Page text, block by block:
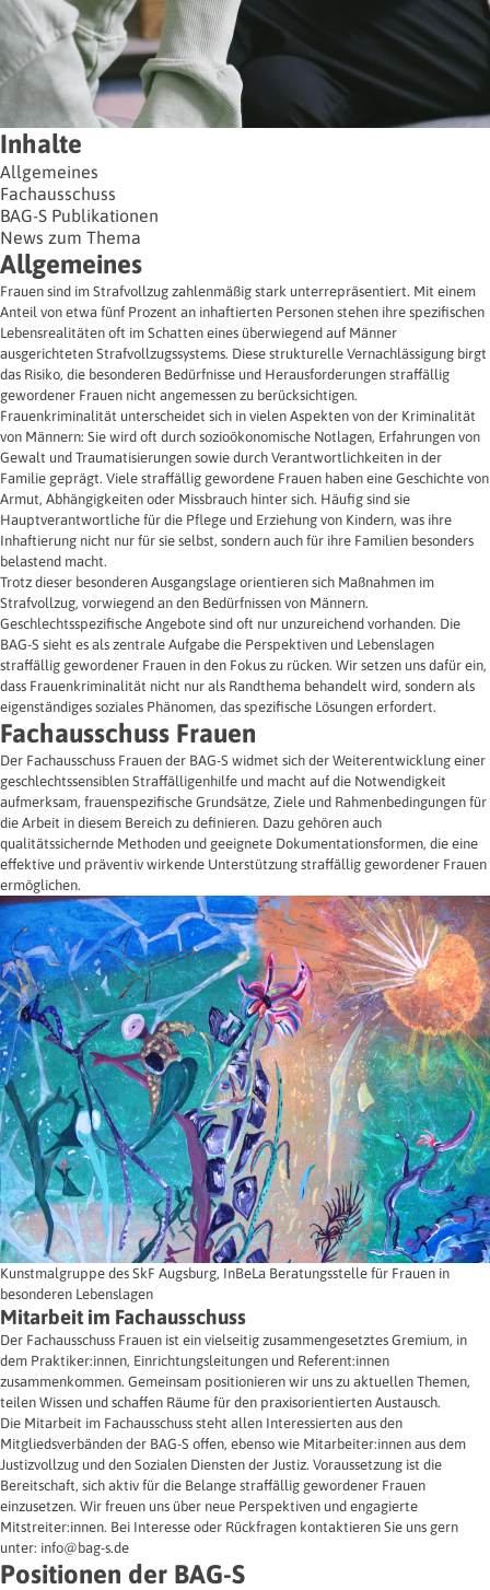
Inhalte
Allgemeines
Fachausschuss
BAG-S Publikationen
News zum Thema
Allgemeines
Frauen sind im Strafvollzug zahlenmäßig stark unterrepräsentiert. Mit einem
Anteil von etwa fünf Prozent an inhaftierten Personen stehen ihre spezifischen
Lebensrealitäten oft im Schatten eines überwiegend auf Männer
ausgerichteten Strafvollzugssystems. Diese strukturelle Vernachlässigung birgt
das Risiko, die besonderen Bedürfnisse und Herausforderungen straffällig
gewordener Frauen nicht angemessen zu berücksichtigen.
Frauenkriminalität unterscheidet sich in vielen Aspekten von der Kriminalität
von Männern: Sie wird oft durch sozioökonomische Notlagen, Erfahrungen von
Gewalt und Traumatisierungen sowie durch Verantwortlichkeiten in der
Familie geprägt. Viele straffällig gewordene Frauen haben eine Geschichte von
Armut, Abhängigkeiten oder Missbrauch hinter sich. Häufig sind sie
Hauptverantwortliche für die Pflege und Erziehung von Kindern, was ihre
Inhaftierung nicht nur für sie selbst, sondern auch für ihre Familien besonders
belastend macht.
Trotz dieser besonderen Ausgangslage orientieren sich Maßnahmen im
Strafvollzug, vorwiegend an den Bedürfnissen von Männern.
Geschlechtsspezifische Angebote sind oft nur unzureichend vorhanden. Die
BAG-S sieht es als zentrale Aufgabe die Perspektiven und Lebenslagen
straffällig gewordener Frauen in den Fokus zu rücken. Wir setzen uns dafür ein,
dass Frauenkriminalität nicht nur als Randthema behandelt wird, sondern als
eigenständiges soziales Phänomen, das spezifische Lösungen erfordert.
Fachausschuss Frauen
Der Fachausschuss Frauen der BAG-S widmet sich der Weiterentwicklung einer
geschlechtssensiblen Straffälligenhilfe und macht auf die Notwendigkeit
aufmerksam, frauenspezifische Grundsätze, Ziele und Rahmenbedingungen für
die Arbeit in diesem Bereich zu definieren. Dazu gehören auch
qualitätssichernde Methoden und geeignete Dokumentationsformen, die eine
effektive und präventiv wirkende Unterstützung straffällig gewordener Frauen
ermöglichen.
Kunstmalgruppe des SkF Augsburg, InBeLa Beratungsstelle für Frauen in
besonderen Lebenslagen
Mitarbeit im Fachausschuss
Der Fachausschuss Frauen ist ein vielseitig zusammengesetztes Gremium, in
dem Praktiker:innen, Einrichtungsleitungen und Referent:innen
zusammenkommen. Gemeinsam positionieren wir uns zu aktuellen Themen,
teilen Wissen und schaffen Räume für den praxisorientierten Austausch.
Die Mitarbeit im Fachausschuss steht allen Interessierten aus den
Mitgliedsverbänden der BAG-S offen, ebenso wie Mitarbeiter:innen aus dem
Justizvollzug und den Sozialen Diensten der Justiz. Voraussetzung ist die
Bereitschaft, sich aktiv für die Belange straffällig gewordener Frauen
einzusetzen. Wir freuen uns über neue Perspektiven und engagierte
Mitstreiter:innen. Bei Interesse oder Rückfragen kontaktieren Sie uns gern
unter: info@bag-s.de
Positionen der BAG-S